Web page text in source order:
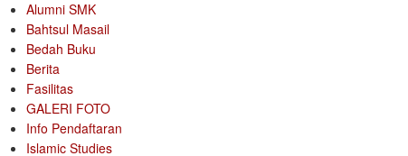
Alumni SMK
Bahtsul Masail
Bedah Buku
Berita
Fasilitas
GALERI FOTO
Info Pendaftaran
Islamic Studies